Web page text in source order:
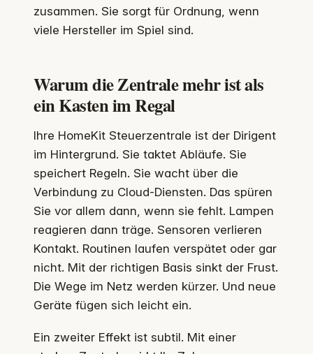
zusammen. Sie sorgt für Ordnung, wenn
viele Hersteller im Spiel sind.
Warum die Zentrale mehr ist als
ein Kasten im Regal
Ihre HomeKit Steuerzentrale ist der Dirigent
im Hintergrund. Sie taktet Abläufe. Sie
speichert Regeln. Sie wacht über die
Verbindung zu Cloud-Diensten. Das spüren
Sie vor allem dann, wenn sie fehlt. Lampen
reagieren dann träge. Sensoren verlieren
Kontakt. Routinen laufen verspätet oder gar
nicht. Mit der richtigen Basis sinkt der Frust.
Die Wege im Netz werden kürzer. Und neue
Geräte fügen sich leicht ein.
Ein zweiter Effekt ist subtil. Mit einer